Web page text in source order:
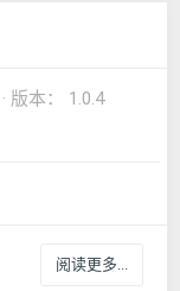
版本： 1.0.4
阅读更多...